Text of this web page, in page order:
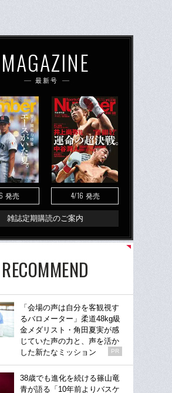
MAGAZINE
最新号
発売 4/16 発売
雑誌定期購読のご案内
RECOMMEND
「会場の声は自分を客観視す
るバロメーター」柔道48kg級
金メダリスト・角田夏実が感
じていた声の力と、声を活か
した新たなミッション
PR
38歳でも進化を続ける篠山竜
青が語る「10年前よりバスケ